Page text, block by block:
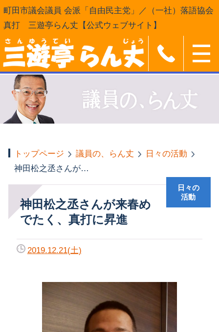
町田市議会議員 会派「自由民主党」／（一社）落語協会
真打 三遊亭らん丈【公式ウェブサイト】
トップページ 議員の、らん丈
日々の活動
神田松之丞さんが来春めでたく、真打に昇進
神田松之丞さんが来春め
でたく、真打に昇進
日々の
活動
2019.12.21(土)